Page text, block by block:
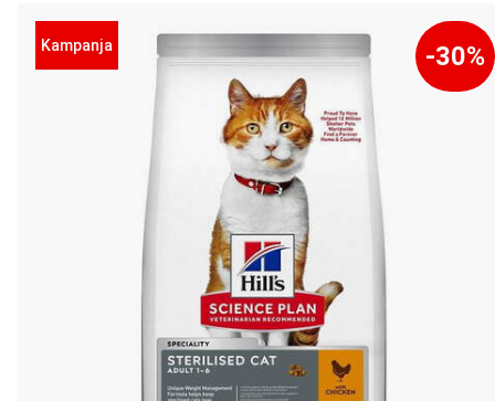
Kampanja -30%